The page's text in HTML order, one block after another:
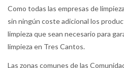
Como todas las empresas de
sin ningún coste adicional los
limpieza que sean necesario para
limpieza en Tres Cantos.
Las zonas comunes de las